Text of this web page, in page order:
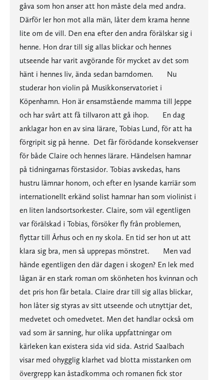
gåva som hon anser att hon måste dela med andra.
Därför ler hon mot alla män, låter dem krama henne
lite om de vill. Den ena efter den andra förälskar sig i
henne. Hon drar till sig allas blickar och hennes
utseende har varit avgörande för mycket av det som
hänt i hennes liv, ända sedan barndomen. Nu
studerar hon violin på Musikkonservatoriet i
Köpenhamn. Hon är ensamstående mamma till Jeppe
och har svårt att få tillvaron att gå ihop. En dag
anklagar hon en av sina lärare, Tobias Lund, för att ha
förgripit sig på henne. Det får förödande konsekvenser
för både Claire och hennes lärare. Händelsen hamnar
på tidningarnas förstasidor. Tobias avskedas, hans
hustru lämnar honom, och efter en lysande karriär som
internationellt erkänd solist hamnar han som violinist i
en liten landsortsorkester. Claire, som väl egentligen
var förälskad i Tobias, försöker fly från problemen,
flyttar till Århus och en ny skola. En tid ser hon ut att
klara sig bra, men så upprepas mönstret. Men vad
hände egentligen den där dagen i skogen? En lek med
lågan är en stark roman om skönheten hos kvinnan och
det pris hon får betala. Claire drar till sig allas blickar,
hon låter sig styras av sitt utseende och utnyttjar det,
medvetet och omedvetet. Men det handlar också om
vad som är sanning, hur olika uppfattningar om
kärleken kan existera sida vid sida. Astrid Saalbach
visar med ohygglig klarhet vad blotta misstanken om
övergrepp kan åstadkomma och romanen fick stor